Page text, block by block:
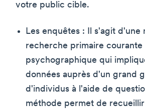
votre public cible.
Les enquêtes : Il s'agit d'une
recherche primaire courante
psychographique qui
données auprès d'un grand
d'individus à l'aide de
méthode permet de